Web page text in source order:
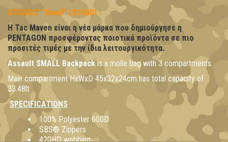
ASSAULT "Small" l D16001 |
Η Tac Maven είναι η νέα μάρκα που δημιούργησε η
PENTAGON προσφέροντας ποιοτικά προϊόντα σε πιο
προσιτές τιμές με την ίδια λειτουργικότητα.
Assault SMALL Backpackis a molle bag with 3 compartments.
Main compartment HxWxD 45x32x24cm has total capacity of
33.48lt
SPECIFICATIONS
100% Polyester 600D
SBS® Zippers
420HD webbing